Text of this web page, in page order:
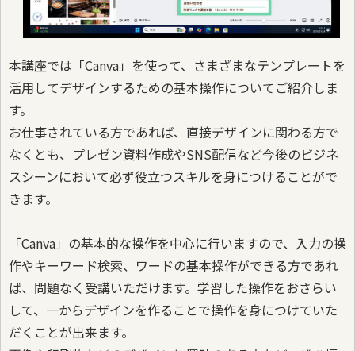
本講座では「Canva」を使って、さまざまなテンプレートを
活用してデザインするための基本操作についてご紹介しま
す。
お仕事されている方であれば、直接デザインに関わる方で
なくとも、プレゼン資料作成やSNS配信など今後のビジネ
スシーンにおいて必ず役立つスキルを身につけることがで
きます。
「Canva」の基本的な操作を中心に行いますので、入力の操
作やキーワード検索、ワードの基本操作ができる方であれ
ば、問題なく受講いただけます。学習した操作をおさらい
して、一からデザインを作ることで操作を身につけていた
だくことが出来ます。